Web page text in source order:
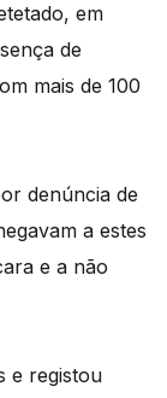
em
de
mais de 100
denúncia de
a estes
e a não
e registou